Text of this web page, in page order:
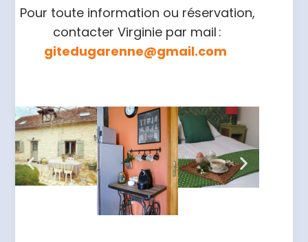
Pour toute information ou réservation,
contacter Virginie par mail :
gitedugarenne@gmail.com